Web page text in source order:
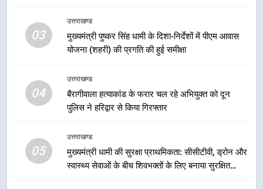
03
उत्तराखण्ड
मुख्यमंत्री पुष्कर सिंह धामी के दिशा-निर्देशों में पीएम आवास
योजना (शहरी) की प्रगति की हुई समीक्षा
04
उत्तराखण्ड
बैरागीवाला हत्याकांड के फरार चल रहे अभियुक्त को दून
पुलिस ने हरिद्वार से किया गिरफ्तार
05
उत्तराखण्ड
मुख्यमंत्री धामी की सुरक्षा प्राथमिकता: सीसीटीवी, ड्रोन और
स्वास्थ्य सेवाओं के बीच शिवभक्तों के लिए बनाया सुरक्षित
7
सड़क सुरक्षा पर डीएम का सख्त एक्शन,
गतिविधियों के विस्तार पर हुई चर्चा
उत्तराखण्ड